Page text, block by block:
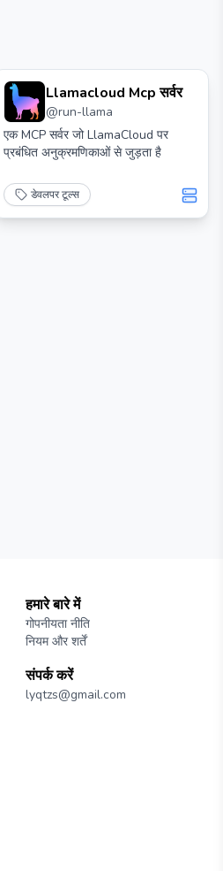
Llamacloud Mcp सर्वर
@run-llama
एक MCP सर्वर जो LlamaCloud पर
प्रबंधित अनुक्रमणिकाओं से जुड़ता है
डेवलपर टूल्स
हमारे बारे में
गोपनीयता नीति
नियम और शर्तें
संपर्क करें
lyqtzs@gmail.com